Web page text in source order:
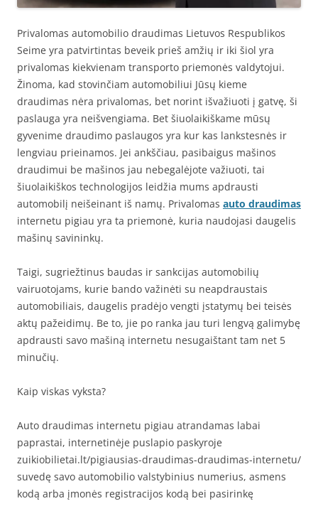
Privalomas automobilio draudimas Lietuvos Respublikos
Seime yra patvirtintas beveik prieš amžių ir iki šiol yra
privalomas kiekvienam transporto priemonės valdytojui.
Žinoma, kad stovinčiam automobiliui Jūsų kieme
draudimas nėra privalomas, bet norint išvažiuoti į gatvę, ši
paslauga yra neišvengiama. Bet šiuolaikiškame mūsų
gyvenime draudimo paslaugos yra kur kas lankstesnės ir
lengviau prieinamos. Jei ankščiau, pasibaigus mašinos
draudimui be mašinos jau nebegalėjote važiuoti, tai
šiuolaikiškos technologijos leidžia mums apdrausti
automobilį neišeinant iš namų. Privalomas auto draudimas
internetu pigiau yra ta priemonė, kuria naudojasi daugelis
mašinų savininkų.
Taigi, sugriežtinus baudas ir sankcijas automobilių
vairuotojams, kurie bando važinėti su neapdraustais
automobiliais, daugelis pradėjo vengti įstatymų bei teisės
aktų pažeidimų. Be to, jie po ranka jau turi lengvą galimybę
apdrausti savo mašiną internetu nesugaištant tam net 5
minučių.
Kaip viskas vyksta?
Auto draudimas internetu pigiau atrandamas labai
paprastai, internetinėje puslapio paskyroje
zuikiobilietai.lt/pigiausias-draudimas-draudimas-internetu/
suvedę savo automobilio valstybinius numerius, asmens
kodą arba įmonės registracijos kodą bei pasirinkę